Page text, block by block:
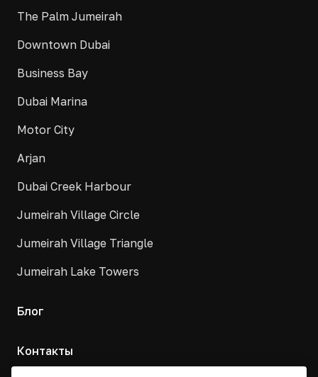
The Palm Jumeirah
Downtown Dubai
Business Bay
Dubai Marina
Motor City
Arjan
Dubai Creek Harbour
Jumeirah Village Circle
Jumeirah Village Triangle
Jumeirah Lake Towers
Блог
Контакты